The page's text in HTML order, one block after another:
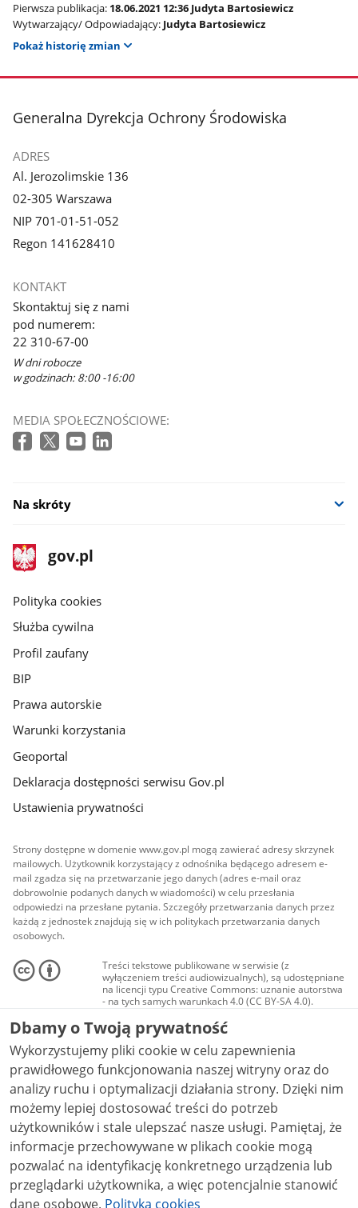
Pierwsza publikacja: 18.06.2021 12:36 Judyta Bartosiewicz
Wytwarzający/ Odpowiadający: Judyta Bartosiewicz
Pokaż historię zmian
stopka
Generalna Dyrekcja Ochrony Środowiska
ADRES
Al. Jerozolimskie 136
02-305 Warszawa
NIP 701-01-51-052
Regon 141628410
KONTAKT
Skontaktuj się z nami
pod numerem:
22 310-67-00
W dni robocze
w godzinach: 8:00 -16:00
MEDIA SPOŁECZNOŚCIOWE:
Na skróty
stopka
gov.pl
Strona
gov.pl
gov.pl
Polityka cookies
Służba cywilna
Profil zaufany
BIP
Prawa autorskie
Warunki korzystania
Geoportal
Deklaracja dostępności serwisu Gov.pl
Ustawienia prywatności
Strony dostępne w domenie www.gov.pl mogą zawierać adresy skrzynek
mailowych. Użytkownik korzystający z odnośnika będącego adresem e-
mail zgadza się na przetwarzanie jego danych (adres e-mail oraz
dobrowolnie podanych danych w wiadomości) w celu przesłania
odpowiedzi na przesłane pytania. Szczegóły przetwarzania danych przez
każdą z jednostek znajdują się w ich politykach przetwarzania danych
osobowych.
Treści tekstowe publikowane w serwisie (z
wyłączeniem treści audiowizualnych), są udostępniane
na licencji typu Creative Commons: uznanie autorstwa
- na tych samych warunkach 4.0 (CC BY-SA 4.0).
Materiały audiowizualne, w tym zdjęcia, materiały
audio i wideo, są udostępniane na licencji typu
Creative Commons: uznanie autorstwa użycie
niekomercyjne - bez utworów zależnych 4.0 (CC BY-
NC-ND 4.0), o ile nie jest to stwierdzone inaczej.
Dbamy o Twoją prywatność
Wykorzystujemy pliki cookie w celu zapewnienia
prawidłowego funkcjonowania naszej witryny oraz do
analizy ruchu i optymalizacji działania strony. Dzięki nim
możemy lepiej dostosować treści do potrzeb
użytkowników i stale ulepszać nasze usługi. Pamiętaj, że
informacje przechowywane w plikach cookie mogą
pozwalać na identyfikację konkretnego urządzenia lub
przeglądarki użytkownika, a więc potencjalnie stanowić
dane osobowe. Polityka cookies